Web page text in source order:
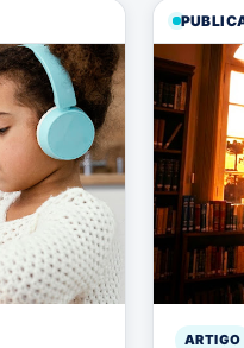
ARTIGO